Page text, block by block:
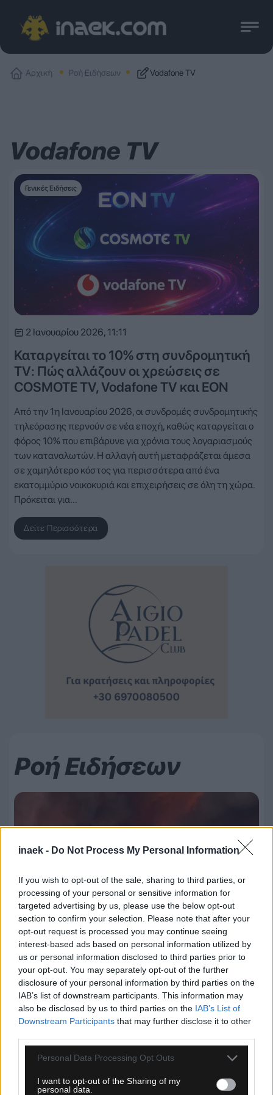
inaek - Do Not Process My Personal Information
If you wish to opt-out of the sale, sharing to third parties, or
processing of your personal or sensitive information for
targeted advertising by us, please use the below opt-out
section to confirm your selection. Please note that after your
opt-out request is processed you may continue seeing
interest-based ads based on personal information utilized by
us or personal information disclosed to third parties prior to
your opt-out. You may separately opt-out of the further
disclosure of your personal information by third parties on the
IAB’s list of downstream participants. This information may
also be disclosed by us to third parties on the IAB’s List of
Downstream Participants that may further disclose it to other
Please note that this website/app uses one or more Google
not limited to your visit or usage behaviour. You may click to
Personal Data Processing Opt Outs
I want to opt-out of the Sharing of my
personal data.
Αρχική Ροή Ειδήσεων Vodafone TV
Vodafone TV
Γενικές Ειδήσεις
2 Ιανουαρίου 2026, 11:11
Καταργείται το 10% στη συνδρομητική
TV: Πώς αλλάζουν οι χρεώσεις σε
COSMOTE TV, Vodafone TV και EON
Από την 1η Ιανουαρίου 2026, οι συνδρομές συνδρομητικής
τηλεόρασης περνούν σε νέα εποχή, καθώς καταργείται ο
φόρος 10% που επιβάρυνε για χρόνια τους λογαριασμούς
των καταναλωτών. Η αλλαγή αυτή μεταφράζεται άμεσα
σε χαμηλότερο κόστος για περισσότερα από ένα
εκατομμύριο νοικοκυριά και επιχειρήσεις σε όλη τη χώρα.
Πρόκειται για…
Δείτε Περισσότερα
Ροή Ειδήσεων
09.08.2026, 16:40
Καναδάς: Εκτός ελέγχου η μεγάλη φωτιά στη
Βρετανική Κολούμπια – Πάνω από 20.000
εκκενώσεις